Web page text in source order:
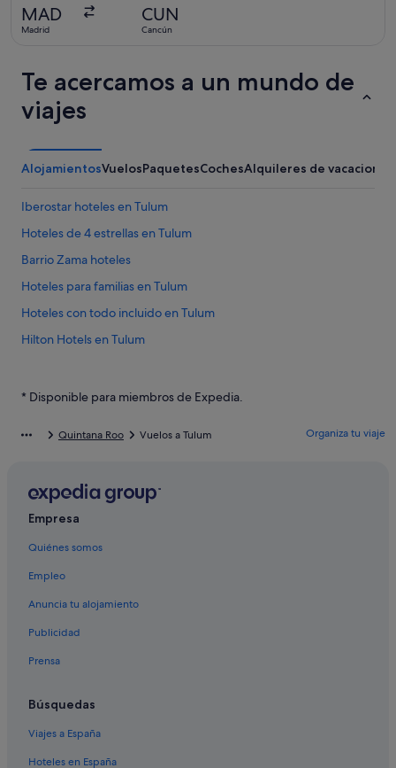
MAD
Madrid
CUN
Cancún
Te acercamos a un mundo de
viajes
AlojamientosVuelosPaquetesCochesAlquileres de vacaciones
Iberostar hoteles en Tulum
Hoteles de 4 estrellas en Tulum
Barrio Zama hoteles
Hoteles para familias en Tulum
Hoteles con todo incluido en Tulum
Hilton Hotels en Tulum
Condominios en Tulum
Complejos turísticos en Tulum
Hoteles de 5 estrellas en Tulum
Palladium hoteles en Tulum
Hoteles cápsula en Tulum
Hoteles en la playa en Tulum
Hoteles con conserje en Tulum
Hoteles con gimnasio en Tulum
Hoteles boutique en Tulum
Área de La Veleta hoteles
B&B en Tulum
Casas privadas de vacaciones en Tulum
* Disponible para miembros de Expedia.
Quintana Roo Vuelos a Tulum Organiza tu viaje
Empresa
Quiénes somos
Empleo
Anuncia tu alojamiento
Publicidad
Prensa
Búsquedas
Viajes a España
Hoteles en España